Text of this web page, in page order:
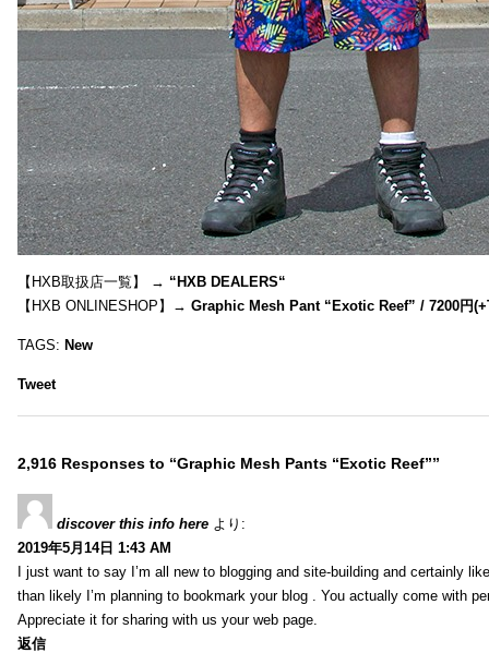
【HXB取扱店一覧】 → “HXB DEALERS“
【HXB ONLINESHOP】→ Graphic Mesh Pant “Exotic Reef” / 7200円
TAGS: New
Tweet
2,916 Responses to “Graphic Mesh Pants “Exotic Reef””
discover this info here より:
2019年5月14日 1:43 AM
I just want to say I’m all new to blogging and site-building and certainly
than likely I’m planning to bookmark your blog . You actually come with
Appreciate it for sharing with us your web page.
返信